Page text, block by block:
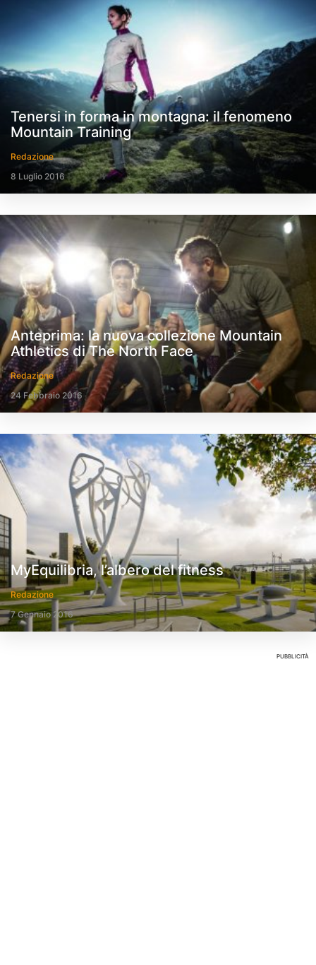
Tenersi in forma in montagna: il fenomeno
Mountain Training
Redazione
8 Luglio 2016
Anteprima: la nuova collezione Mountain
Athletics di The North Face
Redazione
24 Febbraio 2016
MyEquilibria, l’albero del fitness
Redazione
7 Gennaio 2016
PUBBLICITÀ